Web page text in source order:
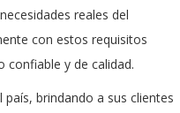
reales del
con estos requisitos
confiable y de calidad.
brindando a sus clientes